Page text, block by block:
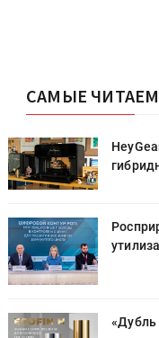
САМЫЕ
«Дубль